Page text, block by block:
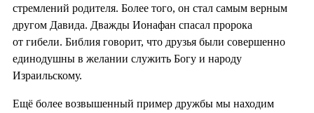
стремлений родителя. Более того, он стал самым верным
другом Давида. Дважды Ионафан спасал пророка
от гибели. Библия говорит, что друзья были совершенно
единодушны в желании служить Богу и народу
Израильскому.
Ещё более возвышенный пример дружбы мы находим